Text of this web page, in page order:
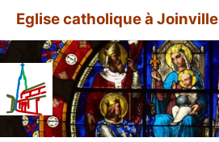
contenu
Eglise catholique à Joinville
A
i
c